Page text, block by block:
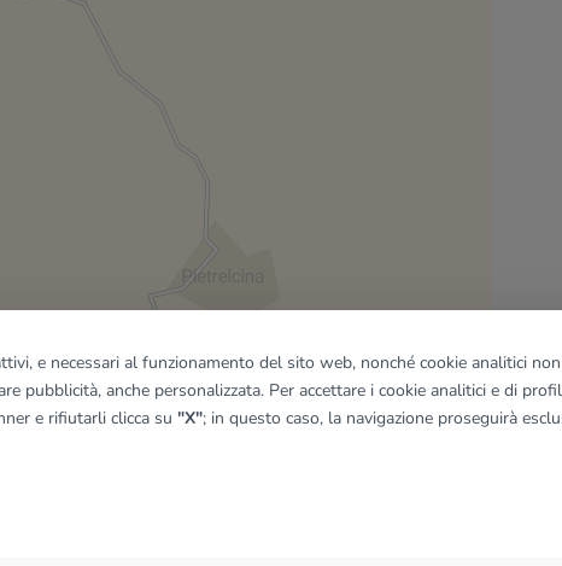
gli immobili del riquadro
e necessari al funzionamento del sito web, nonché cookie analitici
pubblicità, anche personalizzata. Per accettare i cookie analitici e di
e rifiutarli clicca su "X"; in questo caso, la navigazione proseguirà